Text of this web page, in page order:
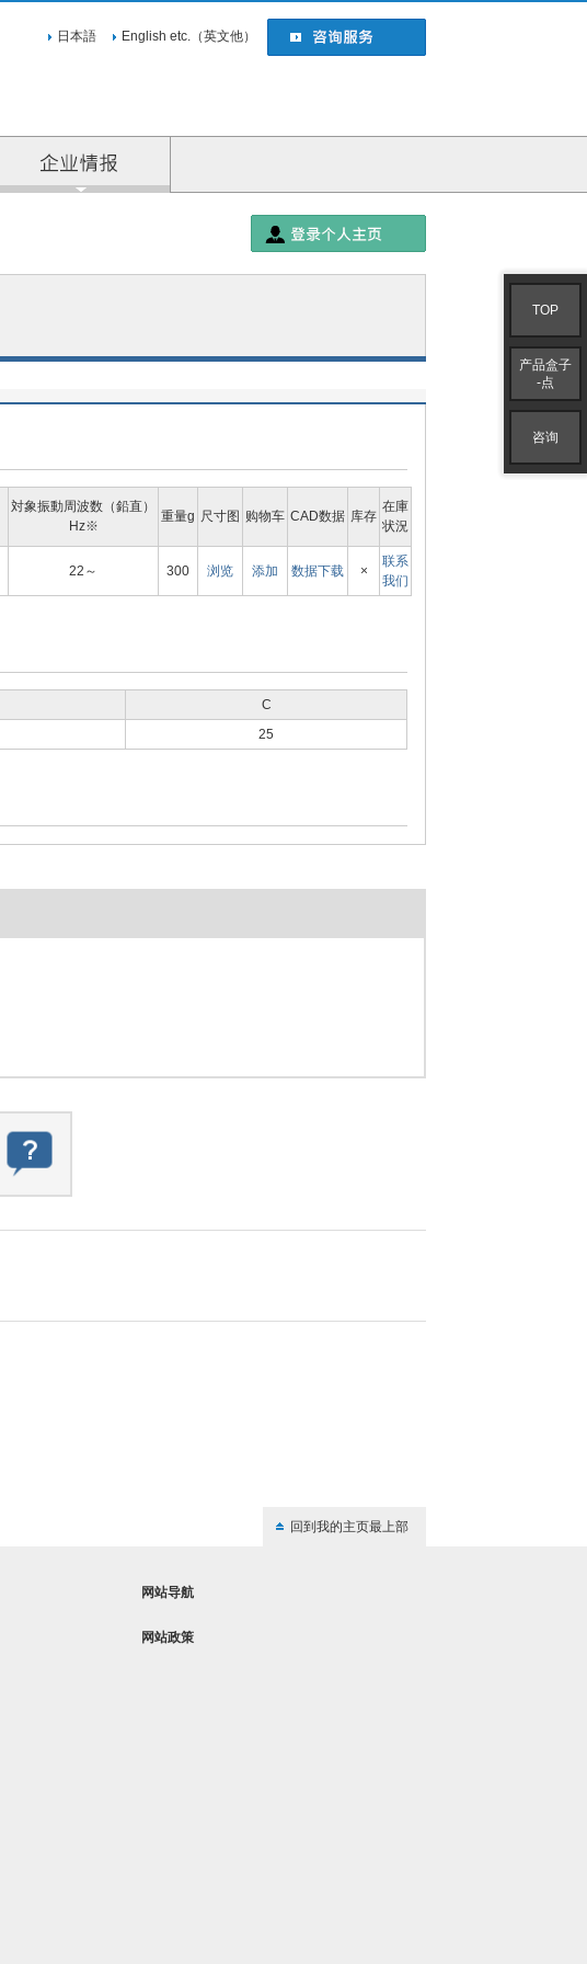
日本語 English etc.（英文他）
対象振動周波数（鉛直）
Hz※
重量g 尺寸图 购物车 CAD数据 库存
在庫
状況
22～ 300 浏览 添加 数据下载 ×
联系
我们
C
25
回到我的主页最上部
网站导航
网站政策
TOP
产品盒子
-点
咨询